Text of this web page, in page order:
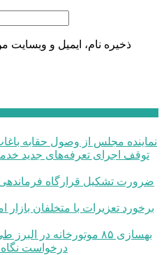
ذخیره نام، ایمیل و وبسایت
نماینده مجلس از وصول حقابه
بهسازی ۸۵ موتورخانه در البرز طی سه‌ماهه نخست امسال
درخواست نگاه